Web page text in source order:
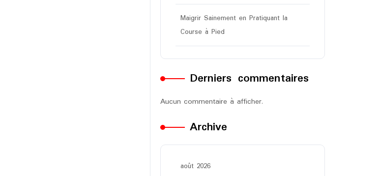
Maigrir Sainement en Pratiquant la
Course à Pied
Derniers commentaires
Aucun commentaire à afficher.
Archive
août 2026